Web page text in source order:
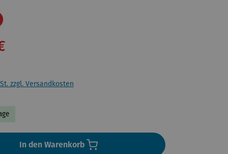
zzgl. Versandkosten
In den Warenkorb